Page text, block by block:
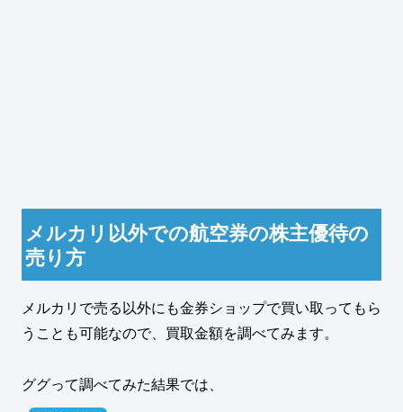
メルカリ以外での航空券の株主優待の
売り方
メルカリで売る以外にも金券ショップで買い取ってもら
うことも可能なので、買取金額を調べてみます。
ググって調べてみた結果では、